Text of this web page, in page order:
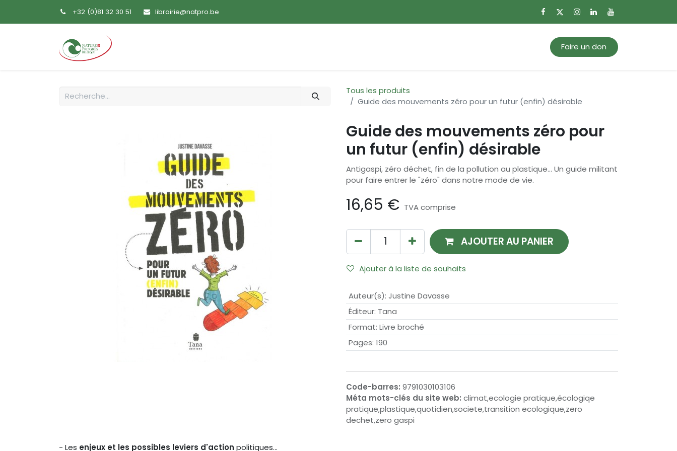
+32 (0)81 32 30 51 librairie@natpro.be
Faire un don
Tous les produits
Guide des mouvements zéro pour un futur (enfin) désirable
Guide des mouvements zéro pour
un futur (enfin) désirable
Antigaspi, zéro déchet, fin de la pollution au plastique... Un guide militant
pour faire entrer le "zéro" dans notre mode de vie.
16,65 € TVA comprise
AJOUTER AU PANIER
Ajouter à la liste de souhaits
Auteur(s): Justine Davasse
Éditeur: Tana
Format: Livre broché
Pages: 190
Code-barres: 9791030103106
Méta mots-clés du site web: climat,ecologie pratique,écologiqe
pratique,plastique,quotidien,societe,transition ecologique,zero
dechet,zero gaspi
- Les enjeux et les possibles leviers d'action politiques...